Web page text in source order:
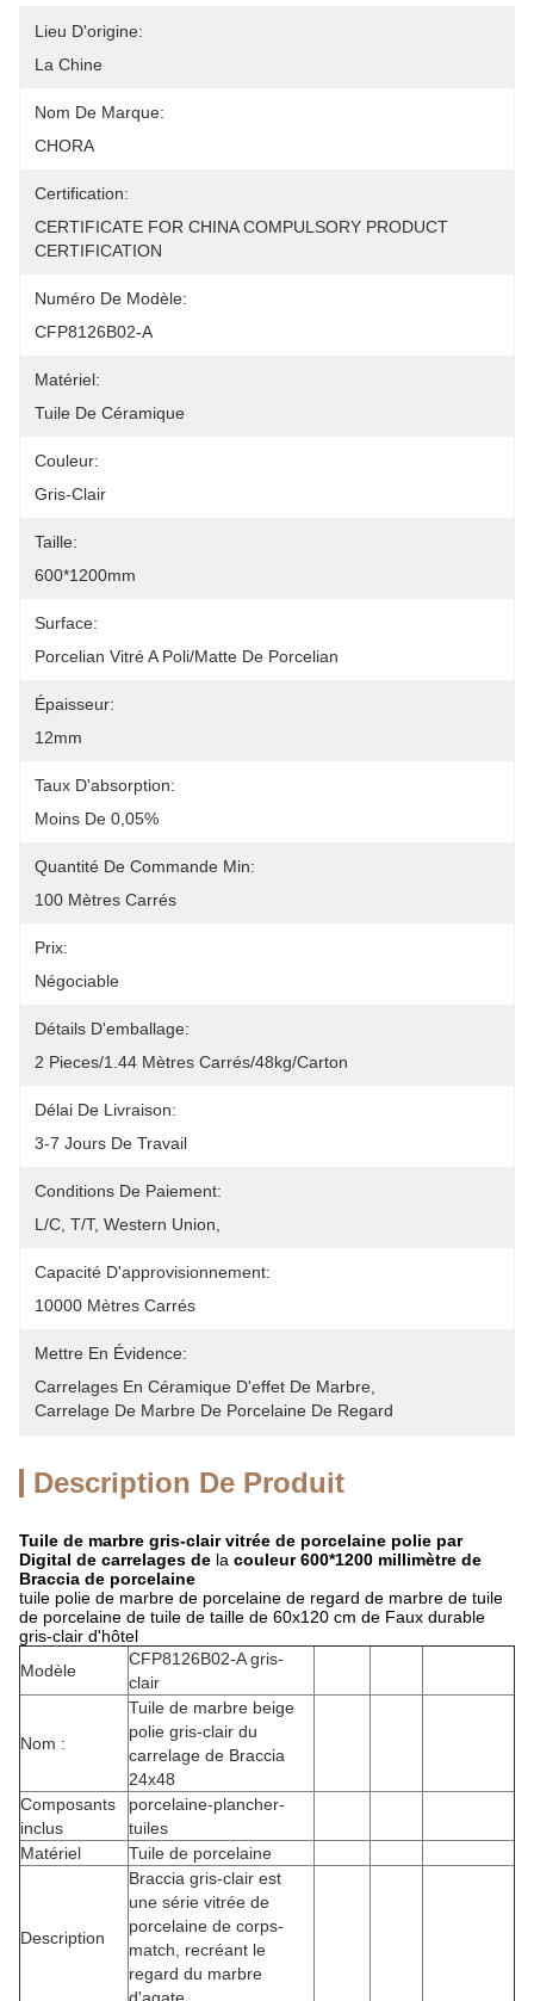
Lieu D'origine:
La Chine
Nom De Marque:
CHORA
Certification:
CERTIFICATE FOR CHINA COMPULSORY PRODUCT
CERTIFICATION
Numéro De Modèle:
CFP8126B02-A
Matériel:
Tuile De Céramique
Couleur:
Gris-Clair
Taille:
600*1200mm
Surface:
Porcelian Vitré A Poli/matte De Porcelian
Épaisseur:
12mm
Taux D'absorption:
Moins De 0,05%
Quantité De Commande Min:
100 Mètres Carrés
Prix:
Négociable
Détails D'emballage:
2 Pieces/1.44 Mètres Carrés/48kg/Carton
Délai De Livraison:
3-7 Jours De Travail
Conditions De Paiement:
L/C, T/T, Western Union,
Capacité D'approvisionnement:
10000 Mètres Carrés
Mettre En Évidence:
Carrelages En Céramique D'effet De Marbre
Carrelage De Marbre De Porcelaine De Regard
Description De Produit
Tuile de marbre gris-clair vitrée de porcelaine polie par
Digital de carrelages de la couleur 600*1200 millimètre de
Braccia de porcelaine
tuile polie de marbre de porcelaine de regard de marbre de tuile
de porcelaine de tuile de taille de 60x120 cm de Faux durable
gris-clair d'hôtel
Modèle
CFP8126B02-A gris-
clair
Nom :
Tuile de marbre beige
polie gris-clair du
carrelage de Braccia
24x48
Composants
inclus
porcelaine-plancher-
tuiles
Matériel
Tuile de porcelaine
Description
Braccia gris-clair est
une série vitrée de
porcelaine de corps-
match, recréant le
regard du marbre